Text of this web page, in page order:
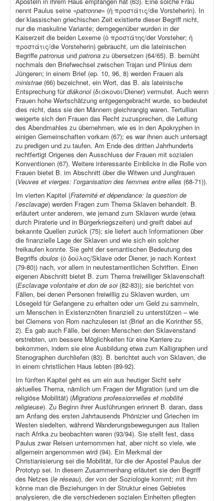
nennt Paulus seine «patronne» (ἡ προστάτις/die Vorsteherin). In
der klassischen griechischen Zeit existierte dieser Begriff nicht,
nur die maskuline Variante; demgegenüber wurden in der
Kaiserzeit die beiden Lexeme (ὁ προστάτης/der Vorsteher; ἡ
προστάτις/die Vorsteherin) gebraucht, um die lateinischen
Begriffe patronus und patrona zu übersetzen (64/65). B. bemüht
nochmals den Briefwechsel zwischen Trajan und Plinius dem
Jüngeren; in einem Brief (ep. 10, 96, 8) werden Frauen als
ministrae (66) bezeichnet, ein Wort, das B. als lateinische
Entsprechung fürdiákonoi (διάκονοι/Diener) vermutet. Auch wenn
Frauen hohe Wertschätzung entgegengebracht wurde, so bedeutet
dies nicht, dass sie den Männern gleichrangig waren. Tertullian
weigerte sich den Frauen das Recht zuzusprechen, die Leitung
des Abendmahles zu übernehmen, wie es in den Apokryphen in
einigen Gemeinschaften vorkam (67); es war ihnen auch untersagt
zu predigen und zu taufen. Am Ende des dritten Jahrhunderts
rechtfertigt Origenes den Ausschluss der Frauen mit sozialen
Konventionen (67). Weitere interessante Einblicke in die Rolle von
Frauen bietet B. im Abschnitt über die Witwen und Jungfrauen
(Veuves et vierges: l’organisation des femmes entre elles (68-71)).
Im vierten Kapitel (Fraternité et dépendance: la question de
l’esclavage) werden Fragen zum Thema Sklaven behandelt. B.
erläutert unter anderem, wie jemand zum Sklaven wurde (etwa
durch Piraterie und in Bürgerkriegszeiten) und greift dabei auf
bekannte Quellen zurück (75); sie liefert auch Informationen über
die finanzielle Lage der Sklaven und wie sich ein solcher
freikaufen konnte. Sie geht der semantischen Bedeutung des
Begriffs doulos (ὁ δούλος/Sklave oder Diener, je nach Kontext
(79-80)) nach, vor allem in neutestamentlichen Schriften. Einen
eigenen Abschnitt bietet B. zum Thema freiwilliger Sklavenschaft
(Esclavage volontaire et don de soi(82-83)); sie berichtet von
Fällen, bei denen Personen freiwillig zu Sklaven wurden, um
Lösegeld für Gefangene zu erhalten oder um Geld zu sammeln,
um Menschen in Existenznöten finanziell zu unterstützen – wie
bei Clemens von Rom nachzulesen ist (Brief an die Korinther 55,
2). Es gab auch Fälle, bei denen Menschen den Sklavenstand
erstrebten, um bessere Möglichkeiten für eine Karriere zu
bekommen, indem sie eine Ausbildung etwa zum Kalligraphen und
Stenographen durchliefen (83). B. berichtet auch von Sklaven, die
in einem christlichen Haus lebten (89-92).
Im fünften Kapitel geht es um ein aus heutiger Sicht sehr
aktuelles Thema, nämlich um Fragen der Migration (und um die
religiöse Mobilität) (Migrations professionnelles et mobilité
religieuse). Zu Beginn ihrer Ausführungen erinnert B. daran, dass
am Anfang des ersten Jahrtausends Phönizier und Griechen im
Westen siedelten, während Wanderungsbewegungen aus Italien
nach Afrika zu beobachten waren (93/94). Sie stellt fest, dass
Paulus zwar Reisen unternommen hat, aber nicht so viele, wie
allgemein angenommen wird (94). Ein Merkmal der
Christianisierung sei die Mobilität, für die der Apostel Paulus der
Prototyp sei. In diesem Zusammenhang erläutert sie den Begriff
des Netzes (le réseau), der von der Soziologie kommt; mit ihm
könne man die Beziehungen in der Struktur eines Gebietes
analysieren, die die verschiedenen sozialen Einheiten pflegten